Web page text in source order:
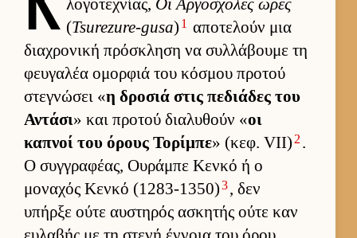
(Tsurezure-gusa) 1 αποτελούν μια
δια­χρονική πρόσκληση να συλ­λάβουμε τη
φευ­γαλέα ομορ­φιά του κόσμου προτού
στεγνώσει «η δροσιά στις πεδιάδες του
Αντάσι» και προτού δια­λυθούν «οι
καπνοί του όρους Τορίμπε» (κεφ. VII) 2 .
Ο συγ­γραφέας, Ου­ράμπε Κενκό ή ο
μοναχός Κενκό (1283-1350)3, δεν
υπήρξε ούτε αυ­στηρός ασκητής ούτε καν